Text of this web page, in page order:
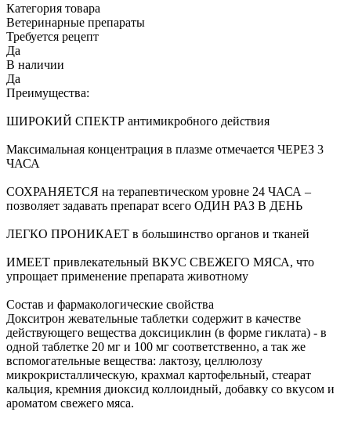
Категория товара
Ветеринарные препараты
Требуется рецепт
Да
В наличии
Да
Преимущества:
ШИРОКИЙ СПЕКТР антимикробного действия
Максимальная концентрация в плазме отмечается ЧЕРЕЗ 3
ЧАСА
СОХРАНЯЕТСЯ на терапевтическом уровне 24 ЧАСА –
позволяет задавать препарат всего ОДИН РАЗ В ДЕНЬ
ЛЕГКО ПРОНИКАЕТ в большинство органов и тканей
ИМЕЕТ привлекательный ВКУС СВЕЖЕГО МЯСА, что
упрощает применение препарата животному
Состав и фармакологические свойства
Докситрон жевательные таблетки содержит в качестве
действующего вещества доксициклин (в форме гиклата) - в
одной таблетке 20 мг и 100 мг соответственно, а так же
вспомогательные вещества: лактозу, целлюлозу
микрокристаллическую, крахмал картофельный, стеарат
кальция, кремния диоксид коллоидный, добавку со вкусом и
ароматом свежего мяса.